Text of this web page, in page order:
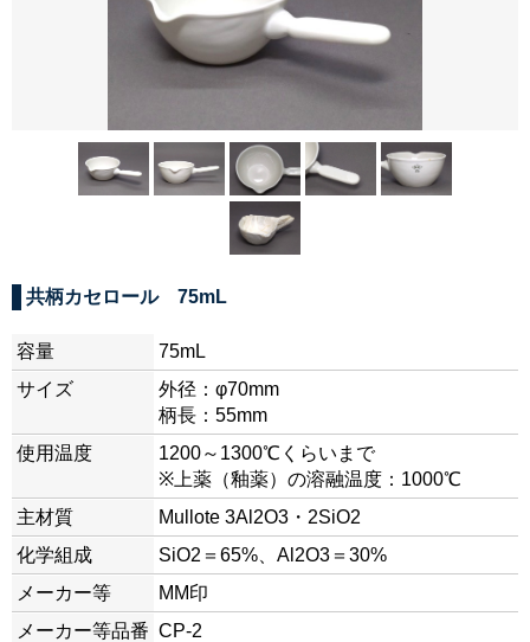
共柄カセロール 75mL
容量
75mL
サイズ
外径：φ70mm
柄長：55mm
使用温度
1200～1300℃くらいまで
※上薬（釉薬）の溶融温度：1000℃
主材質
Mullote 3Al2O3・2SiO2
化学組成
SiO2＝65%、Al2O3＝30%
メーカー等
MM印
メーカー等品番 CP-2